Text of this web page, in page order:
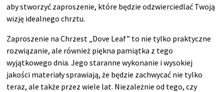
aby stworzyć zaproszenie, które będzie odzwierciedlać Twoją
wizję idealnego chrztu.
Zaproszenie na Chrzest „Dove Leaf” to nie tylko praktyczne
rozwiązanie, ale również piękna pamiątka z tego
wyjątkowego dnia. Jego staranne wykonanie i wysokiej
jakości materiały sprawiają, że będzie zachwycać nie tylko
teraz, ale także przez wiele lat. Niezależnie od tego, czy